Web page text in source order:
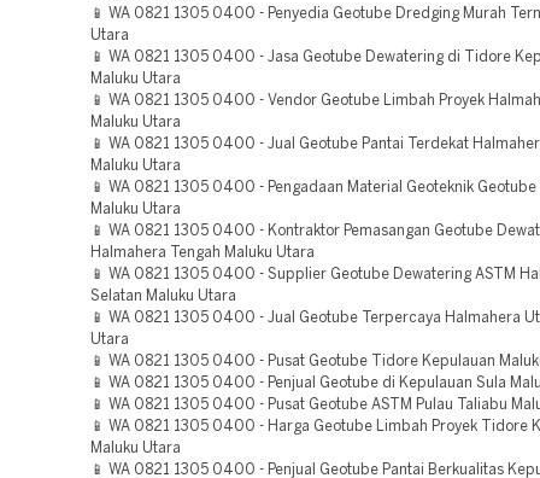
📱 WA 0821 1305 0400 - Penyedia Geotube Dredging Murah
Utara
📱 WA 0821 1305 0400 - Jasa Geotube Dewatering di Tidore
Maluku Utara
📱 WA 0821 1305 0400 - Vendor Geotube Limbah Proyek
Maluku Utara
📱 WA 0821 1305 0400 - Jual Geotube Pantai Terdekat
Maluku Utara
📱 WA 0821 1305 0400 - Pengadaan Material Geoteknik Geotube
Maluku Utara
📱 WA 0821 1305 0400 - Kontraktor Pemasangan Geotube
Halmahera Tengah Maluku Utara
📱 WA 0821 1305 0400 - Supplier Geotube Dewatering ASTM
Selatan Maluku Utara
📱 WA 0821 1305 0400 - Jual Geotube Terpercaya Halmahera
Utara
📱 WA 0821 1305 0400 - Pusat Geotube Tidore Kepulauan
📱 WA 0821 1305 0400 - Penjual Geotube di Kepulauan Sula
📱 WA 0821 1305 0400 - Pusat Geotube ASTM Pulau Taliabu
📱 WA 0821 1305 0400 - Harga Geotube Limbah Proyek Tidore
Maluku Utara
📱 WA 0821 1305 0400 - Penjual Geotube Pantai Berkualitas